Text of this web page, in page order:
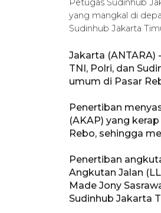
Petugas Sudinhub
yang mangkal di
Sudinhub Jakarta
Jakarta (ANTARA)
TNI, Polri, dan
umum di Pasar
Penertiban
(AKAP) yang
Rebo, sehingga
Penertiban
Angkutan Jalan
Made Jony
Sudinhub Jakarta